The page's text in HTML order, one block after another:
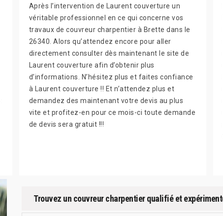
Après l’intervention de Laurent couverture un
véritable professionnel en ce qui concerne vos
travaux de couvreur charpentier à Brette dans le
26340. Alors qu’attendez encore pour aller
directement consulter dès maintenant le site de
Laurent couverture afin d’obtenir plus
d’informations. N’hésitez plus et faites confiance
à Laurent couverture !! Et n’attendez plus et
demandez des maintenant votre devis au plus
vite et profitez-en pour ce mois-ci toute demande
de devis sera gratuit !!!
Trouvez un couvreur charpentier qualifié et